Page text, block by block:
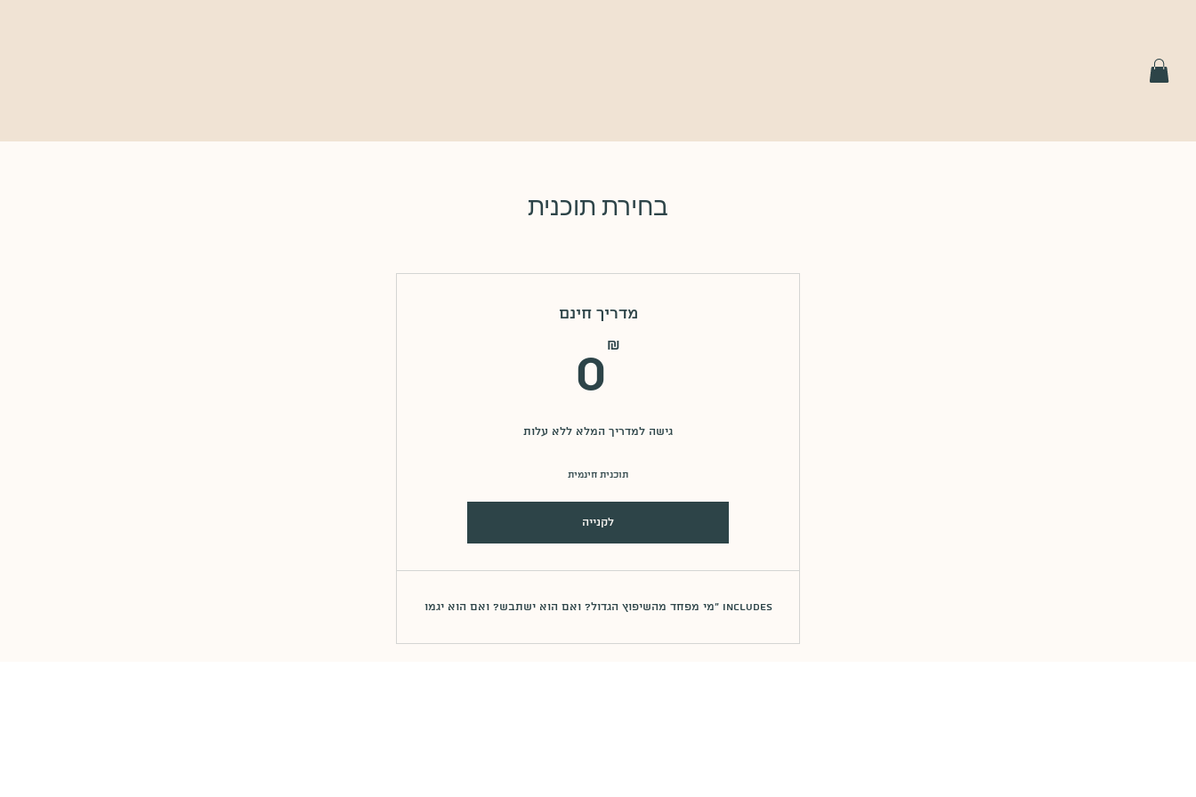
בחירת תוכנית
מדריך חינם
₪
0
גישה למדריך המלא ללא עלות
תוכנית חינמית
לקנייה
Includes "מי מפחד מהשיפוץ הגדול? ואם הוא ישתבש? ואם הוא יגמו